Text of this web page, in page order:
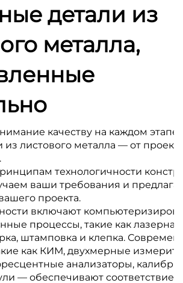
детали из
металла,
качеству на каждом этапе,
из листового металла — от
технологичности
ваши требования и
проекта.
включают
процессы, такие как лазерная
штамповка и клепка.
как КИМ, двухмерные
анализаторы,
— обеспечивают соответствие